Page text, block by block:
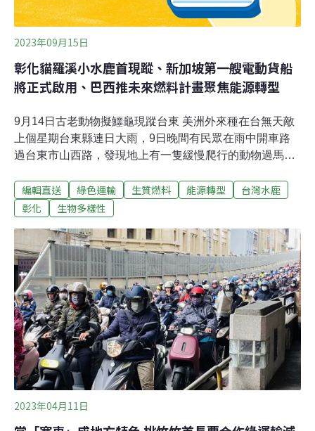
2023年09月15日
彰化貓羅溪小水鹿首現蹤、新加坡第一艘電動貨船
將正式啟用、巴西推未來燃料計畫聚焦能源轉型
9月14日古老動物擬鱷龜現蹤台東 美洲外來種在台無天敵
上個星期台東縣連日大雨，9日晚間有民眾在雨中開車路
過台東市山西路，發現地上有一隻緩慢爬行的動物過馬
農業處發現牠是地球上最古老的爬行動物「擬鱷龜」，由
於是外來種沒有天敵，咬到人嚴重可能會骨折，縣府已經
物，飼養的民眾可能會觸法。（公視新聞網報導）超萌！
貓羅溪小水鹿首現蹤 蹦蹦跳跳超驚艷繼彰化市石牌坑親水
步道首度被直擊有小水鹿現蹤之後，13日又有民眾在貓羅
溪下游林地發現一頭小水鹿，這也是貓羅溪首度被民眾直
擊小水鹿現蹤，由於貓羅溪之前曾多次出現石虎，現在又
有小水鹿，民眾直呼八卦山有豐富多樣性的生態，值得進
一步保育。（自由時報報導）
編輯直送 綠色運輸 生質燃料 能源轉型
台灣水鹿
彰化
生物多樣性
2023年04月11日